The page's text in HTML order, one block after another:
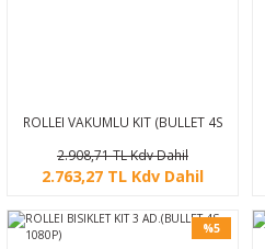
ROLLEI VAKUMLU KIT (BULLET 4S
2.908,71 TL Kdv Dahil
2.763,27 TL Kdv Dahil
%5